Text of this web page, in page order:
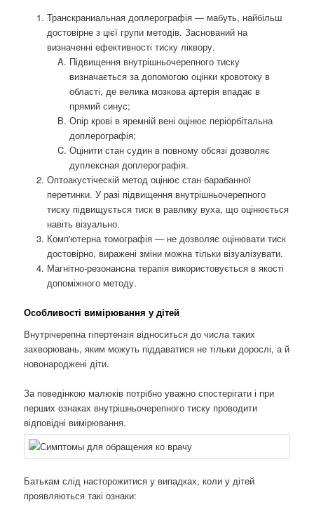
Транскраниальная доплерографія — мабуть, найбільш
достовірне з цієї групи методів. Заснований на
визначенні ефективності тиску ліквору.
Підвищення внутрішньочерепного тиску
визначається за допомогою оцінки кровотоку в
області, де велика мозкова артерія впадає в
прямий синус;
Опір крові в яремній вені оцінює періорбітальна
доплерографія;
Оцінити стан судин в повному обсязі дозволяє
дуплексная доплерографія.
Оптоакустіческій метод оцінює стан барабанної
перетинки. У разі підвищення внутрішньочерепного
тиску підвищується тиск в равлику вуха, що оцінюється
навіть візуально.
Комп'ютерна томографія — не дозволяє оцінювати тиск
достовірно, виражені зміни можна тільки візуалізувати.
Магнітно-резонансна терапія використовується в якості
допоміжного методу.
Особливості вимірювання у дітей
Внутрічерепна гіпертензія відноситься до числа таких
захворювань, яким можуть піддаватися не тільки дорослі, а й
новонароджені діти.
За поведінкою малюків потрібно уважно спостерігати і при
перших ознаках внутрішньочерепного тиску проводити
відповідні вимірювання.
Батькам слід насторожитися у випадках, коли у дітей
проявляються такі ознаки: